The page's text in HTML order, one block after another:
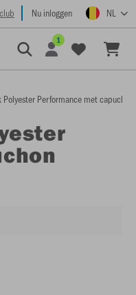
Nu inloggen NL
1
Polyester Performance met capuchon